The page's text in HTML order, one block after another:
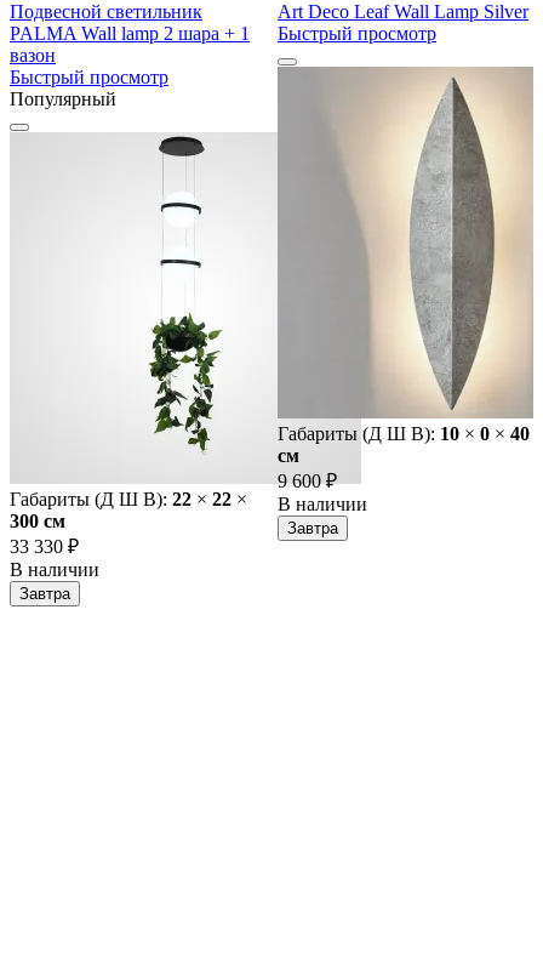
Подвесной светильник
PALMA Wall lamp 2 шара + 1
вазон
Быстрый просмотр
Популярный
Габариты (Д Ш В): 22 × 22 ×
300 cм
33 330 ₽
В наличии
Завтра
Art Deco Leaf Wall Lamp Silver
Быстрый просмотр
Габариты (Д Ш В): 10 × 0 × 40
cм
9 600 ₽
В наличии
Завтра